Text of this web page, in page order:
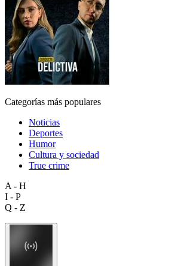
Categorías más populares
Noticias
Deportes
Humor
Cultura y sociedad
True crime
A - H
I - P
Q - Z